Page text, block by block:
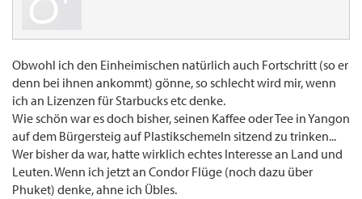
Obwohl ich den Einheimischen natürlich auch Fortschritt (so er
denn bei ihnen ankommt) gönne, so schlecht wird mir, wenn
ich an Lizenzen für Starbucks etc denke.
Wie schön war es doch bisher, seinen Kaffee oder Tee in Yangon
auf dem Bürgersteig auf Plastikschemeln sitzend zu trinken...
Wer bisher da war, hatte wirklich echtes Interesse an Land und
Leuten. Wenn ich jetzt an Condor Flüge (noch dazu über
Phuket) denke, ahne ich Übles.